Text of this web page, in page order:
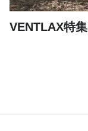
VENTLAX特集